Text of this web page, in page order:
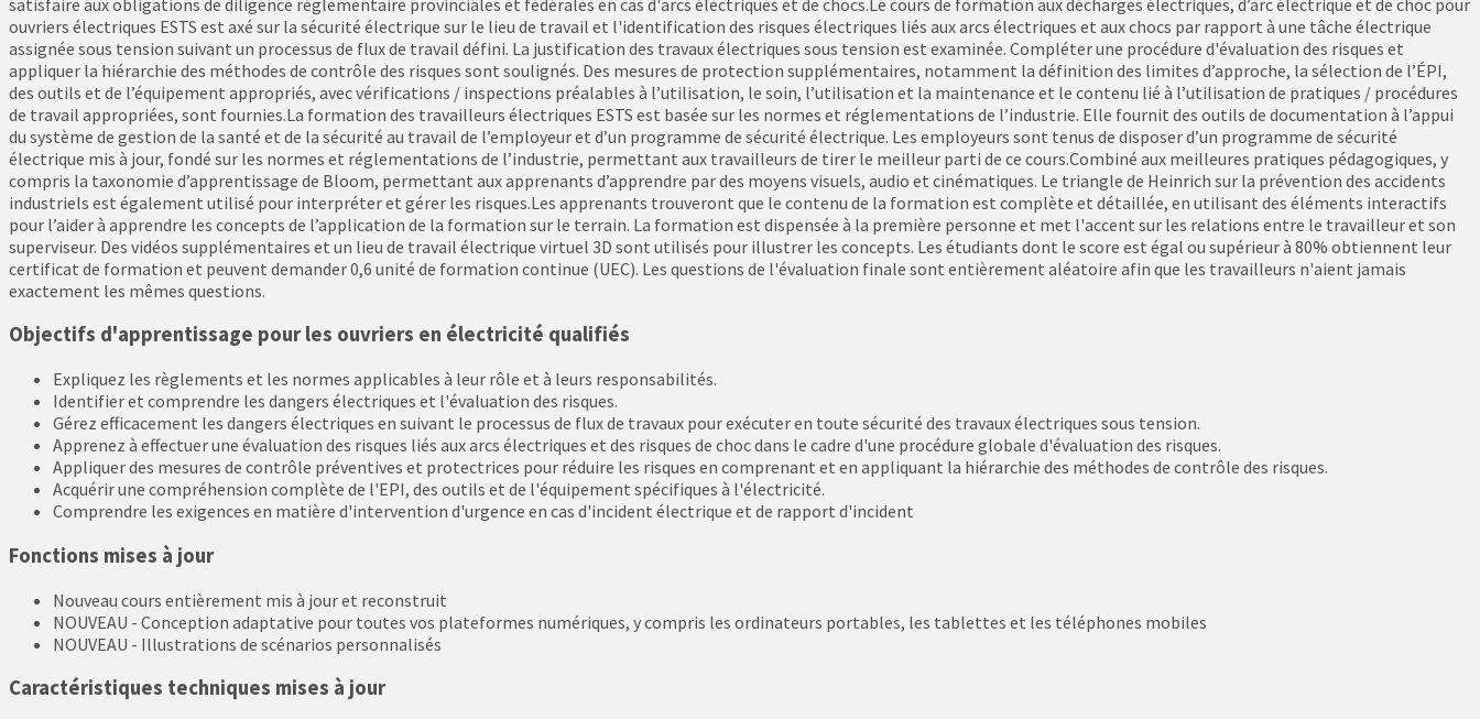
ouvriers électriques ESTS est axé sur la sécurité électrique sur le lieu de travail et l'identification des risques électriques liés aux arcs électriques et aux chocs par rapport à une tâche électrique
assignée sous tension suivant un processus de flux de travail défini. La justification des travaux électriques sous tension est examinée. Compléter une procédure d'évaluation des risques et
appliquer la hiérarchie des méthodes de contrôle des risques sont soulignés. Des mesures de protection supplémentaires, notamment la définition des limites d’approche, la sélection de l’ÉPI,
des outils et de l’équipement appropriés, avec vérifications / inspections préalables à l’utilisation, le soin, l’utilisation et la maintenance et le contenu lié à l’utilisation de pratiques / procédures
de travail appropriées, sont fournies.La formation des travailleurs électriques ESTS est basée sur les normes et réglementations de l’industrie. Elle fournit des outils de documentation à l’appui
du système de gestion de la santé et de la sécurité au travail de l’employeur et d’un programme de sécurité électrique. Les employeurs sont tenus de disposer d’un programme de sécurité
électrique mis à jour, fondé sur les normes et réglementations de l’industrie, permettant aux travailleurs de tirer le meilleur parti de ce cours.Combiné aux meilleures pratiques pédagogiques, y
compris la taxonomie d’apprentissage de Bloom, permettant aux apprenants d’apprendre par des moyens visuels, audio et cinématiques. Le triangle de Heinrich sur la prévention des accidents
industriels est également utilisé pour interpréter et gérer les risques.Les apprenants trouveront que le contenu de la formation est complète et détaillée, en utilisant des éléments interactifs
pour l’aider à apprendre les concepts de l’application de la formation sur le terrain. La formation est dispensée à la première personne et met l'accent sur les relations entre le travailleur et son
superviseur. Des vidéos supplémentaires et un lieu de travail électrique virtuel 3D sont utilisés pour illustrer les concepts. Les étudiants dont le score est égal ou supérieur à 80% obtiennent leur
certificat de formation et peuvent demander 0,6 unité de formation continue (UEC). Les questions de l'évaluation finale sont entièrement aléatoire afin que les travailleurs n'aient jamais
exactement les mêmes questions.
Objectifs d'apprentissage pour les ouvriers en électricité qualifiés
Expliquez les règlements et les normes applicables à leur rôle et à leurs responsabilités.
Identifier et comprendre les dangers électriques et l'évaluation des risques.
Gérez efficacement les dangers électriques en suivant le processus de flux de travaux pour exécuter en toute sécurité des travaux électriques sous tension.
Apprenez à effectuer une évaluation des risques liés aux arcs électriques et des risques de choc dans le cadre d'une procédure globale d'évaluation des risques.
Appliquer des mesures de contrôle préventives et protectrices pour réduire les risques en comprenant et en appliquant la hiérarchie des méthodes de contrôle des risques.
Acquérir une compréhension complète de l'EPI, des outils et de l'équipement spécifiques à l'électricité.
Comprendre les exigences en matière d'intervention d'urgence en cas d'incident électrique et de rapport d'incident
Fonctions mises à jour
Nouveau cours entièrement mis à jour et reconstruit
NOUVEAU - Conception adaptative pour toutes vos plateformes numériques, y compris les ordinateurs portables, les tablettes et les téléphones mobiles
NOUVEAU - Illustrations de scénarios personnalisés
Caractéristiques techniques mises à jour